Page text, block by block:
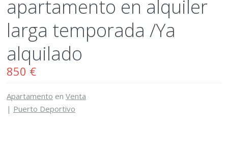
apartamento en alquiler
larga temporada /Ya
alquilado
850 €
Apartamento en Venta
| Puerto Deportivo